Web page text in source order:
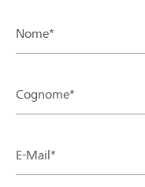
Nome*
Cognome*
E-Mail*